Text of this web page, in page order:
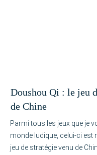
Doushou Qi : le jeu
de Chine
Parmi tous les jeux que je
monde ludique, celui-ci est
jeu de stratégie venu de